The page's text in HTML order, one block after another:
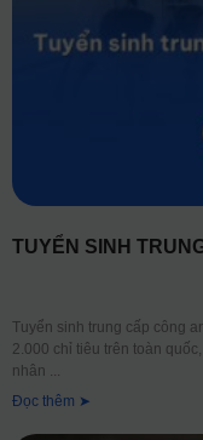
TUYỂN SINH
Tuyển sinh trung cấp công
2.000 chỉ tiêu trên toàn
nhân
Đọc thêm ➤